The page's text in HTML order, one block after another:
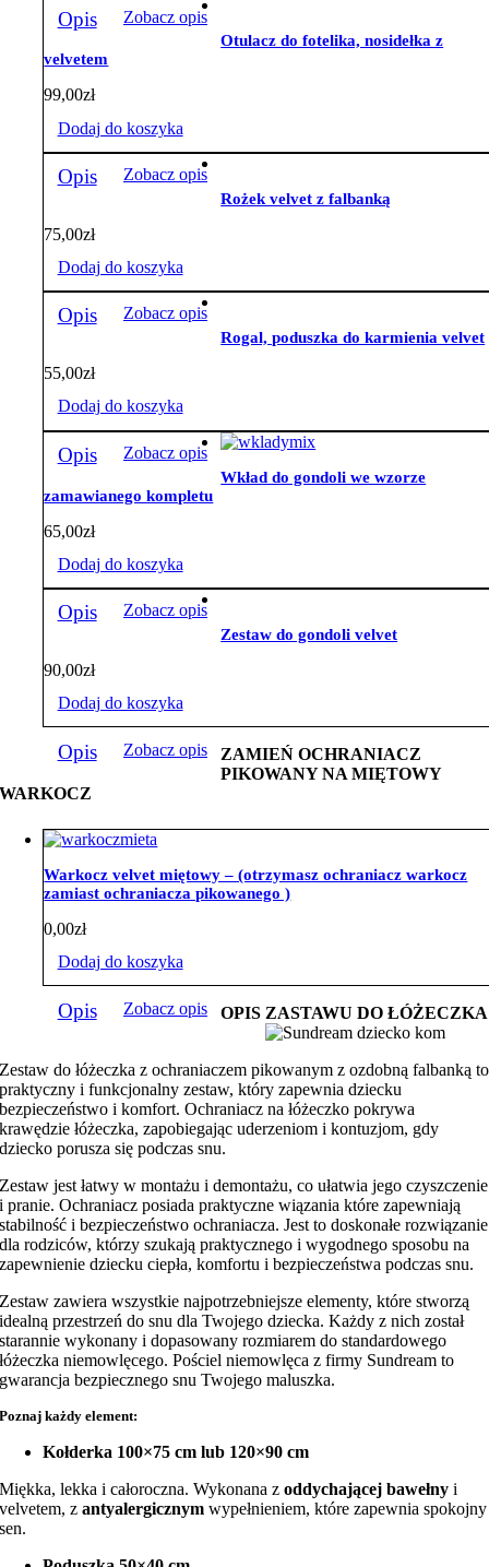
Opis Zobacz opis
Otulacz do fotelika, nosidełka z
velvetem
99,00zł
Dodaj do koszyka
Opis Zobacz opis
Rożek velvet z falbanką
75,00zł
Dodaj do koszyka
Opis Zobacz opis
Rogal, poduszka do karmienia velvet
55,00zł
Dodaj do koszyka
Opis Zobacz opis
Wkład do gondoli we wzorze
zamawianego kompletu
65,00zł
Dodaj do koszyka
Opis Zobacz opis
Zestaw do gondoli velvet
90,00zł
Dodaj do koszyka
Opis Zobacz opis
ZAMIEŃ OCHRANIACZ
PIKOWANY NA MIĘTOWY
WARKOCZ
Warkocz velvet miętowy – (otrzymasz ochraniacz warkocz
zamiast ochraniacza pikowanego )
0,00zł
Dodaj do koszyka
Opis Zobacz opis OPIS ZASTAWU DO ŁÓŻECZKA
Zestaw do łóżeczka z ochraniaczem pikowanym z ozdobną falbanką to
praktyczny i funkcjonalny zestaw, który zapewnia dziecku
bezpieczeństwo i komfort. Ochraniacz na łóżeczko pokrywa
krawędzie łóżeczka, zapobiegając uderzeniom i kontuzjom, gdy
dziecko porusza się podczas snu.
Zestaw jest łatwy w montażu i demontażu, co ułatwia jego czyszczenie
i pranie. Ochraniacz posiada praktyczne wiązania które zapewniają
stabilność i bezpieczeństwo ochraniacza. Jest to doskonałe rozwiązanie
dla rodziców, którzy szukają praktycznego i wygodnego sposobu na
zapewnienie dziecku ciepła, komfortu i bezpieczeństwa podczas snu.
Zestaw zawiera wszystkie najpotrzebniejsze elementy, które stworzą
idealną przestrzeń do snu dla Twojego dziecka. Każdy z nich został
starannie wykonany i dopasowany rozmiarem do standardowego
łóżeczka niemowlęcego. Pościel niemowlęca z firmy Sundream to
gwarancja bezpiecznego snu Twojego maluszka.
Poznaj każdy element:
Kołderka 100×75 cm lub 120×90 cm
Miękka, lekka i całoroczna. Wykonana zoddychającej bawełny i
velvetem, zantyalergicznym wypełnieniem, które zapewnia spokojny
sen.